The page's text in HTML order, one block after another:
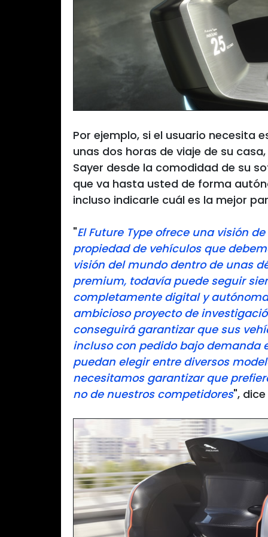
Por ejemplo, si el usuario necesita
unas dos horas de viaje de su
Sayer desde la comodidad de su
que va hasta usted de forma
incluso indicarle cuál es la mejor
"El Future Type ofrece una visión
propiedad de vehículos que
visión del mundo dentro de unas
premium, todavía puede seguir
completamente digital y
ambicioso proyecto de
conseguirá garantizar que sus
incluso con pedido bajo demanda
puedan elegir entre diversos
necesitamos garantizar que
no de nuestros competidores",